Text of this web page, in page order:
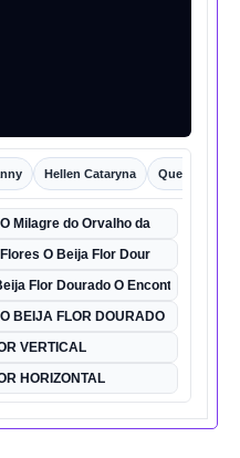
Hellen Cataryna Queixo o
A Flor Reviveu O Milagre do Orvalho da
O Segredo das Flores O Beija Flor Dour
Sthefanny e o Beija Flor Dourado O Encontro Mágico
BEIJA FLOR DOURADO
VERTICAL
HORIZONTAL